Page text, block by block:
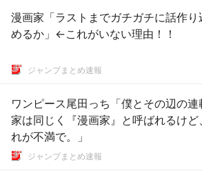
漫画家「ラストまでガチガチに話作
めるか」←これがいない理由！！
ジャンプまとめ速報
ワンピース尾田っち「僕とその辺の連
家は同じく『漫画家』と呼ばれるけど
れが不満で。」
ジャンプまとめ速報